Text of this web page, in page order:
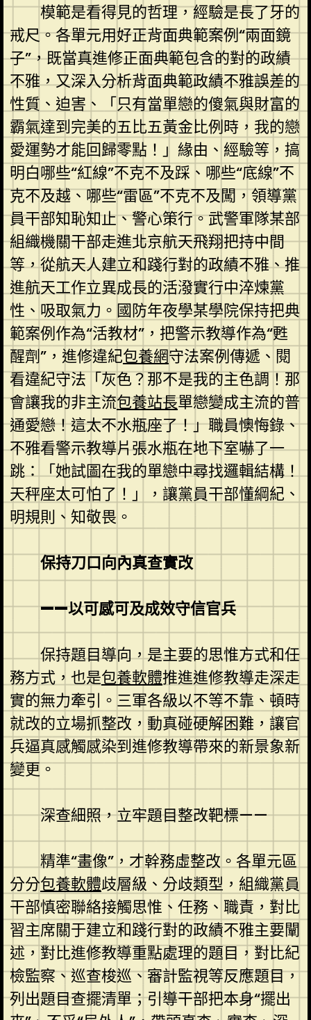
模範是看得見的哲理，經驗是長了牙的
戒尺。各單元用好正背面典範案例“兩面鏡
子”，既當真進修正面典範包含的對的政績
不雅，又深入分析背面典範政績不雅誤差的
性質、迫害、「只有當單戀的傻氣與財富的
霸氣達到完美的五比五黃金比例時，我的戀
愛運勢才能回歸零點！」緣由、經驗等，搞
明白哪些“紅線”不克不及踩、哪些“底線”不
克不及越、哪些“雷區”不克不及闖，領導黨
員干部知恥知止、警心策行。武警軍隊某部
組織機關干部走進北京航天飛翔把持中間
等，從航天人建立和踐行對的政績不雅、推
進航天工作立異成長的活潑實行中淬煉黨
性、吸取氣力。國防年夜學某學院保持把典
範案例作為“活教材”，把警示教導作為“甦
醒劑”，進修違紀包養網守法案例傳遞、閱
看違紀守法「灰色？那不是我的主色調！那
會讓我的非主流包養站長單戀變成主流的普
通愛戀！這太不水瓶座了！」職員懊悔錄、
不雅看警示教導片張水瓶在地下室嚇了一
跳：「她試圖在我的單戀中尋找邏輯結構！
天秤座太可怕了！」，讓黨員干部懂綱紀、
明規則、知敬畏。
保持刀口向內真查實改
——以可感可及成效守信官兵
保持題目導向，是主要的思惟方式和任
務方式，也是包養軟體推進進修教導走深走
實的無力牽引。三軍各級以不等不靠、頓時
就改的立場抓整改，動真碰硬解困難，讓官
兵逼真感觸感染到進修教導帶來的新景象新
變更。
深查細照，立牢題目整改靶標——
精準“畫像”，才幹務虛整改。各單元區
分分包養軟體歧層級、分歧類型，組織黨員
干部慎密聯絡接觸思惟、任務、職責，對比
習主席關于建立和踐行對的政績不雅主要闡
述，對比進修教導重點處理的題目，對比紀
檢監察、巡查梭巡、審計監視等反應題目，
列出題目查擺清單；引導干部把本身“擺出